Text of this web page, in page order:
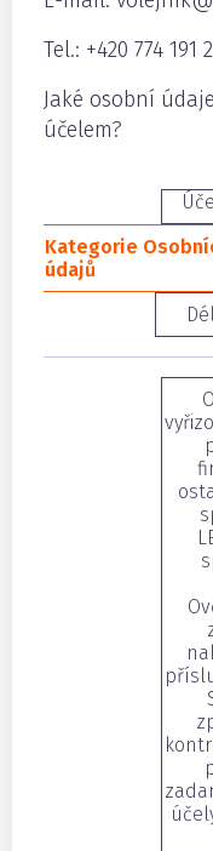
Tel.: +420 774 191
Jaké osobní
účelem?
Kategorie
údajů